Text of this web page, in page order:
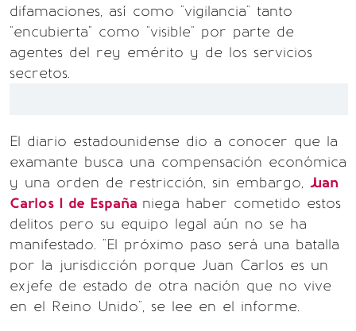
difamaciones, así como "vigilancia" tanto
"encubierta" como "visible" por parte de
agentes del rey emérito y de los servicios
secretos.
El diario estadounidense dio a conocer que la
examante busca una compensación económica
y una orden de restricción, sin embargo, Juan
Carlos I de España niega haber cometido estos
delitos pero su equipo legal aún no se ha
manifestado. "El próximo paso será una batalla
por la jurisdicción porque Juan Carlos es un
exjefe de estado de otra nación que no vive
en el Reino Unido", se lee en el informe.